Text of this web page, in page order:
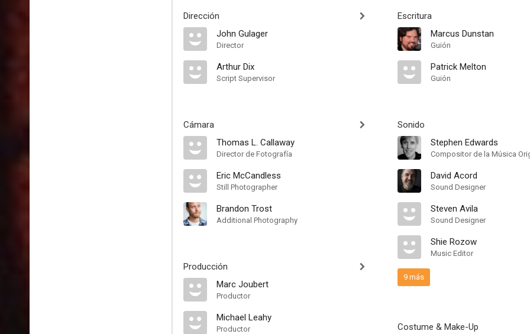
Dirección
John Gulager
Director
Arthur Dix
Script Supervisor
Cámara
Thomas L. Callaway
Director de Fotografía
Eric McCandless
Still Photographer
Brandon Trost
Additional Photography
Producción
Marc Joubert
Productor
Michael Leahy
Productor
Escritura
Marcus Dunstan
Guión
Patrick Melton
Guión
Sonido
Stephen Edwards
Compositor de la Música
David Acord
Sound Designer
Steven Avila
Sound Designer
Shie Rozow
Music Editor
9 más
Costume & Make-Up